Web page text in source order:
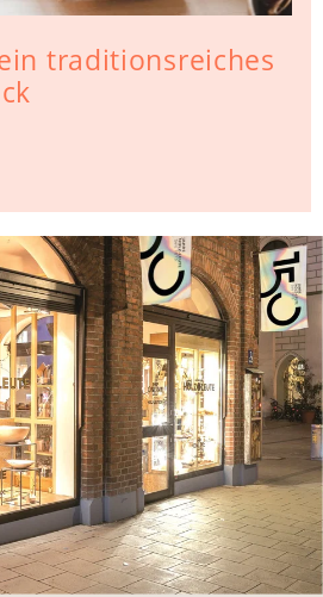
Rabatt sichern!
einverstanden.
traditionsreiches